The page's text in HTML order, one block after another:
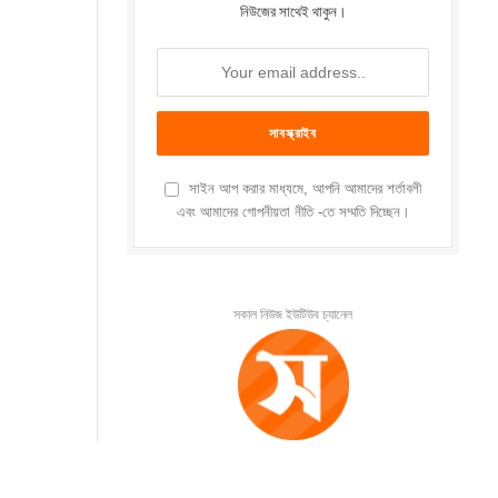
নিউজের সাথেই থাকুন।
সাইন আপ করার মাধ্যমে, আপনি আমাদের শর্তাবলী
এবং আমাদের গোপনীয়তা নীতি -তে সম্মতি দিচ্ছেন।
সকাল নিউজ ইউটিউব চ্যানেল